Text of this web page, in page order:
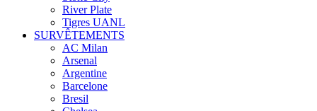
River Plate
Tigres UANL
SURVÊTEMENTS
AC Milan
Arsenal
Argentine
Barcelone
Bresil